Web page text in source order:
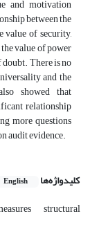
and motivation
between the
value of security,
value of power
There is no
and the
showed that
relationship
more questions
audit evidence.
کلیدواژه‌ها English
structural